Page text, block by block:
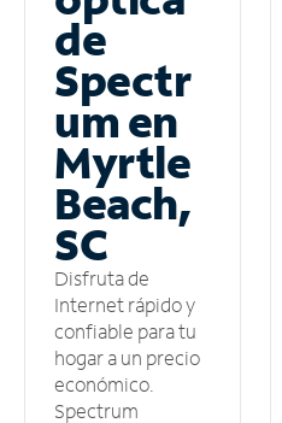
de
Spectr
um en
Myrtle
Beach,
SC
Disfruta de
Internet rápido y
confiable para tu
hogar a un precio
económico.
Spectrum